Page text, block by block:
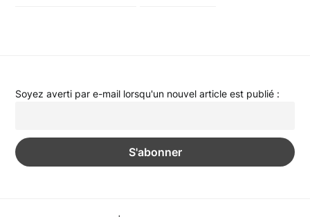
Soyez averti par e-mail lorsqu'un nouvel article est publié :